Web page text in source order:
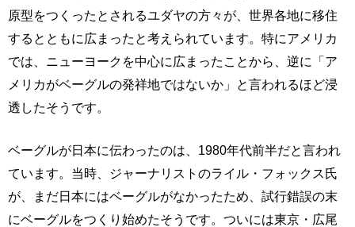
原型をつくったとされるユダヤの方々が、世界各地に移住
するとともに広まったと考えられています。特にアメリカ
では、ニューヨークを中心に広まったことから、逆に「ア
メリカがベーグルの発祥地ではないか」と言われるほど浸
透したそうです。
ベーグルが日本に伝わったのは、1980年代前半だと言われ
ています。当時、ジャーナリストのライル・フォックス氏
が、まだ日本にはベーグルがなかったため、試行錯誤の末
にベーグルをつくり始めたそうです。ついには東京・広尾